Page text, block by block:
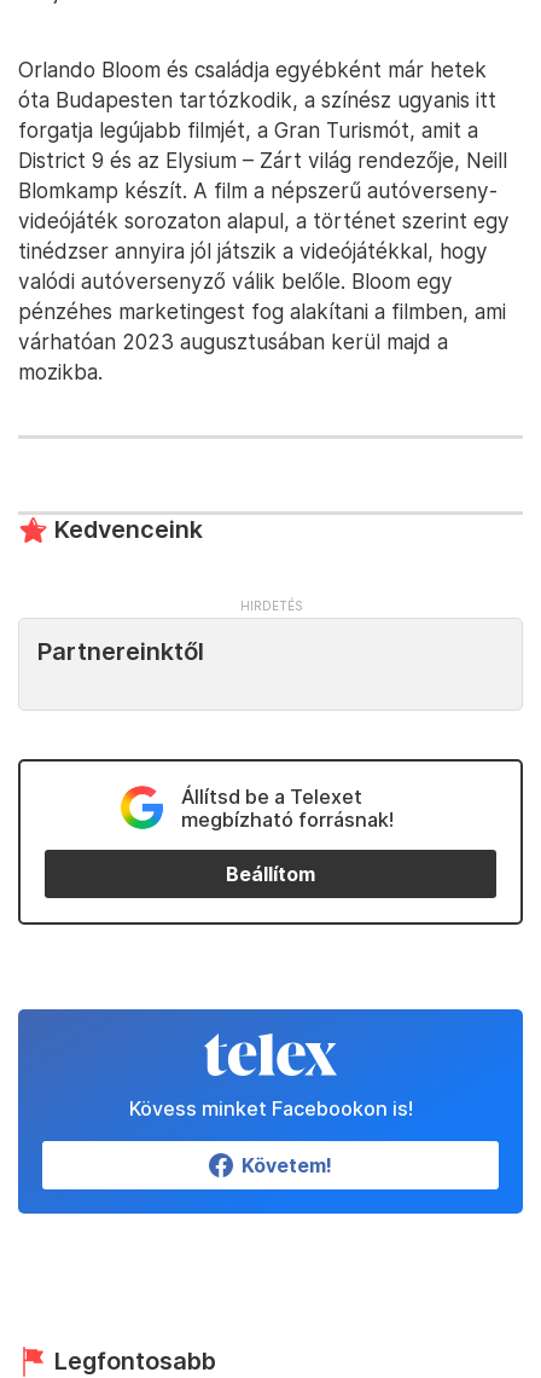
Orlando Bloom és családja egyébként már hetek
óta Budapesten tartózkodik, a színész ugyanis itt
forgatja legújabb filmjét, a Gran Turismót, amit a
District 9 és az Elysium – Zárt világ rendezője, Neill
Blomkamp készít. A film a népszerű autóverseny-
videójáték sorozaton alapul, a történet szerint egy
tinédzser annyira jól játszik a videójátékkal, hogy
valódi autóversenyző válik belőle. Bloom egy
pénzéhes marketingest fog alakítani a filmben, ami
várhatóan 2023 augusztusában kerül majd a
mozikba.
Kedvenceink
Partnereinktől
Állítsd be a Telexet
megbízható forrásnak!
Beállítom
Kövess minket Facebookon is!
Követem!
Legfontosabb